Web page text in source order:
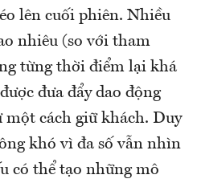
lên cuối phiên. Nhiều
nhiêu (so với tham
từng thời điểm lại khá
đưa đẩy dao động
cách giữ khách. Duy
khó vì đa số vẫn nhìn
có thể tạo những mô